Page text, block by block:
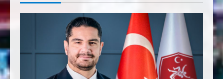
Temmuz 2, 2026
2. Kademe Güreş Antrenör Uygulama
Eğitimi Sivas’ta Açılıyor
Haziran 29, 2026